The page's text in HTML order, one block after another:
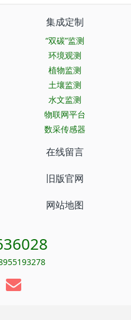
集成定制
“双碳”监测
环境观测
植物监测
土壤监测
水文监测
物联网平台
数采传感器
在线留言
旧版官网
网站地图